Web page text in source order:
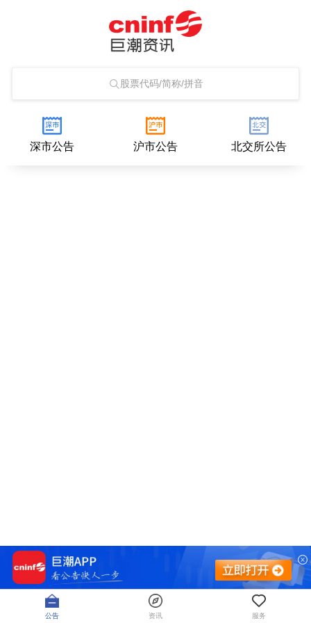
股票代码/简称/拼音
深市公告 沪市公告 北交所公告
公告 资讯 服务